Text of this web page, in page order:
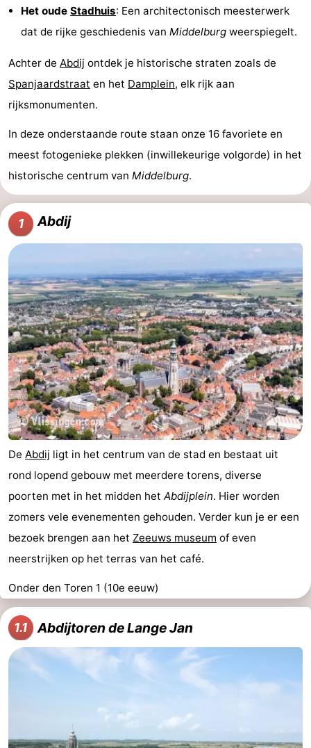
Schouwen-
Duiveland
-
Brouwershaven
-
Zierikzee
-
Natuur
Oosterschelde
-
Burgh
Haamstede
-
Natuur
Kop
van
Schouwen
Walcheren
-
Veere
-
Natuur
Oranjezon
-
Oostkapelle
-
Natuur
de
Mantelingen
-
Domburg
-
Zoutelande
Vlissingen
-
Contact
Het oude Stadhuis: Een architectonisch meesterwerk
dat de rijke geschiedenis van Middelburg weerspiegelt.
Achter de Abdij ontdek je historische straten zoals de
Spanjaardstraat en het Damplein, elk rijk aan
rijksmonumenten.
In deze onderstaande route staan onze 16 favoriete en
meest fotogenieke plekken (inwillekeurige volgorde) in het
historische centrum van Middelburg.
1 Abdij
De Abdij ligt in het centrum van de stad en bestaat uit
rond lopend gebouw met meerdere torens, diverse
poorten met in het midden het Abdijplein. Hier worden
zomers vele evenementen gehouden. Verder kun je er een
bezoek brengen aan het Zeeuws museum of even
neerstrijken op het terras van het café.
Onder den Toren 1 (10e eeuw)
1.1 Abdijtoren de Lange Jan